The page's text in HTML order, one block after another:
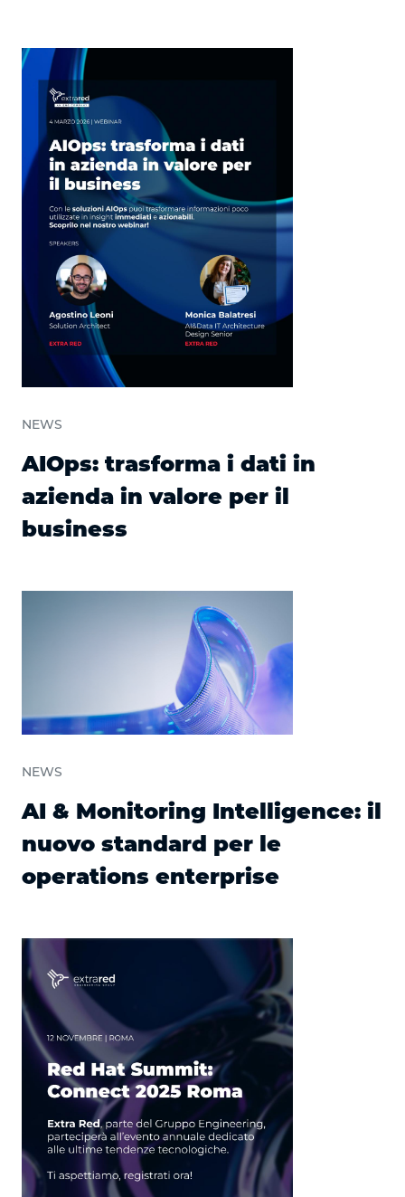
NEWS
AIOps: trasforma i dati in
azienda in valore per il
business
NEWS
AI & Monitoring Intelligence: il
nuovo standard per le
operations enterprise